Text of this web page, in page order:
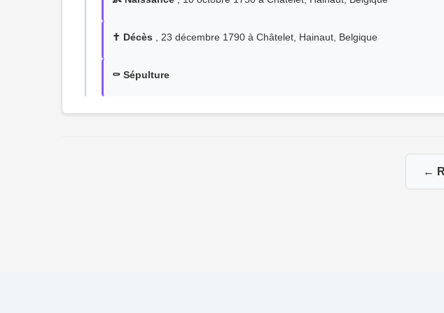
✝️ Décès , 23 décembre 1790 à Châtelet, Hainaut, Belgique
⚰️ Sépulture
←